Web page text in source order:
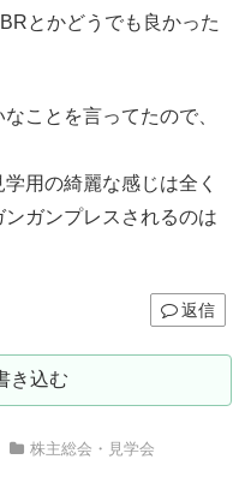
とかどうでも良かった
ことを言ってたので、
用の綺麗な感じは全く
ガンプレスされるのは
返信
き込む
株主総会・見学会